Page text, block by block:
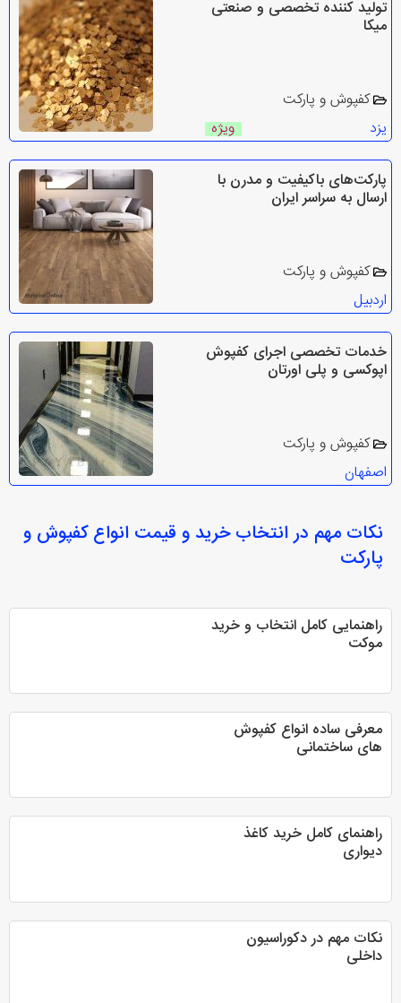
تولید کننده تخصصی و صنعتی
میکا
کفپوش و پارکت
یزد
ویژه
پارکت‌های باکیفیت و مدرن با
ارسال به سراسر ایران
کفپوش و پارکت
اردبیل
خدمات تخصصی اجرای کفپوش
اپوکسی و پلی اورتان
کفپوش و پارکت
اصفهان
نکات مهم در انتخابخرید و قیمت انواع کفپوش و
پارکت
راهنمایی کامل انتخاب و خرید
موکت
معرفی ساده انواع کفپوش
های ساختمانی
راهنمای کامل خرید کاغذ
دیواری
نکات مهم در دکوراسیون
داخلی